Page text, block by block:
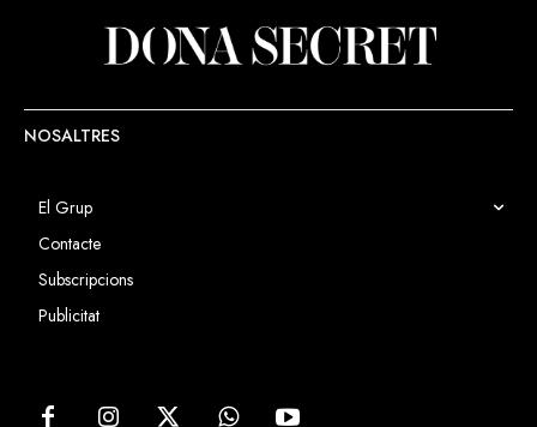
NOSALTRES
El Grup
Contacte
Subscripcions
Publicitat